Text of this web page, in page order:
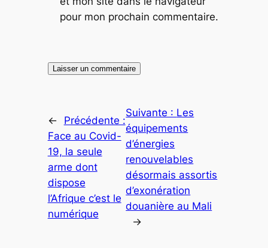
pour mon prochain commentaire.
←
Précédente :
Face au Covid-
19, la seule
arme dont
dispose
l’Afrique c’est le
numérique
Suivante : Les
équipements
d’énergies
renouvelables
désormais assortis
d’exonération
douanière au Mali
→